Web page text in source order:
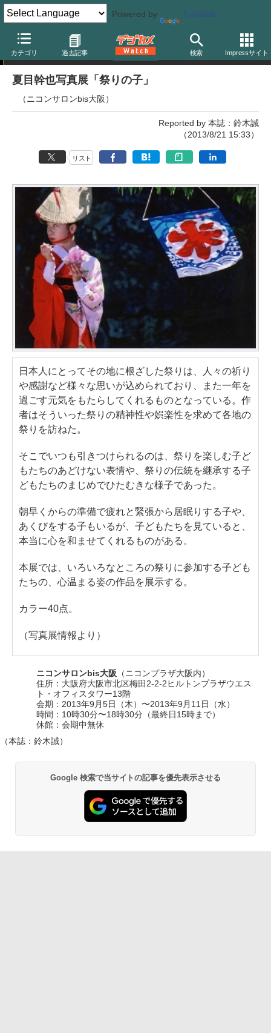
Powered by Translate
カテゴリ 過去記事 検索 Impressサイト
写真展
夏目幹也写真展「祭りの子」
（ニコンサロンbis大阪）
Reported by 本誌：鈴木誠
（2013/8/21 15:33）
リスト
日本人にとってその地に根ざした祭りは、人々の祈り
や感謝など様々な思いが込められており、また一年を
過ごす元気をもたらしてくれるものとなっている。作
者はそういった祭りの精神性や娯楽性を求めて各地の
祭りを訪ねた。
そこでいつも引きつけられるのは、祭りを楽しむ子ど
もたちのあどけない表情や、祭りの伝統を継承する子
どもたちのまじめでひたむきな様子であった。
朝早くからの準備で疲れと緊張から居眠りする子や、
あくびをする子もいるが、子どもたちを見ていると、
本当に心を和ませてくれるものがある。
本展では、いろいろなところの祭りに参加する子ども
たちの、心温まる姿の作品を展示する。
カラー40点。
（写真展情報より）
ニコンサロンbis大阪 （ニコンプラザ大阪内）
住所：大阪府大阪市北区梅田2-2-2ヒルトンプラザウエス
ト・オフィスタワー13階
会期：2013年9月5日（木）〜2013年9月11日（水）
時間：10時30分〜18時30分（最終日15時まで）
休館：会期中無休
（本誌：鈴木誠）
Google 検索で当サイトの記事を優先表示させる